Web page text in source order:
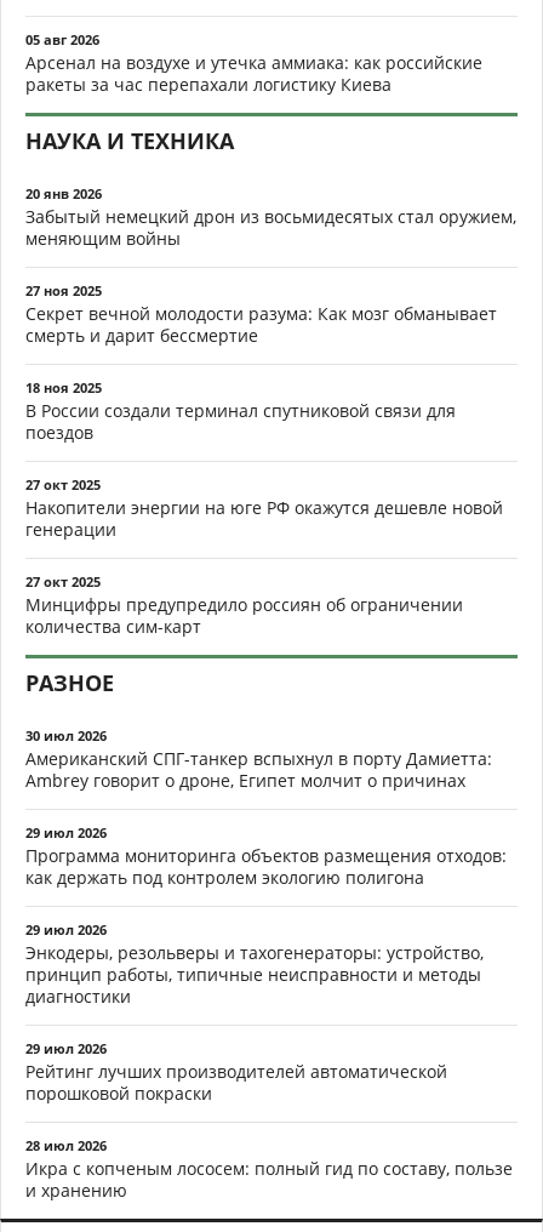
05 авг 2026
Арсенал на воздухе и утечка аммиака: как российские
ракеты за час перепахали логистику Киева
НАУКА И ТЕХНИКА
20 янв 2026
Забытый немецкий дрон из восьмидесятых стал оружием,
меняющим войны
27 ноя 2025
Секрет вечной молодости разума: Как мозг обманывает
смерть и дарит бессмертие
18 ноя 2025
В России создали терминал спутниковой связи для
поездов
27 окт 2025
Накопители энергии на юге РФ окажутся дешевле новой
генерации
27 окт 2025
Минцифры предупредило россиян об ограничении
количества сим-карт
РАЗНОЕ
30 июл 2026
Американский СПГ-танкер вспыхнул в порту Дамиетта:
Ambrey говорит о дроне, Египет молчит о причинах
29 июл 2026
Программа мониторинга объектов размещения отходов:
как держать под контролем экологию полигона
29 июл 2026
Энкодеры, резольверы и тахогенераторы: устройство,
принцип работы, типичные неисправности и методы
диагностики
29 июл 2026
Рейтинг лучших производителей автоматической
порошковой покраски
28 июл 2026
Икра с копченым лососем: полный гид по составу, пользе
и хранению